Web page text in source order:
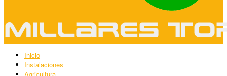
Inicio
Instalaciones